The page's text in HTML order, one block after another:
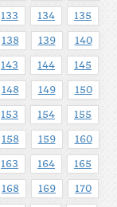
133 134 135
138 139 140
143 144 145
148 149 150
153 154 155
158 159 160
163 164 165
168 169 170